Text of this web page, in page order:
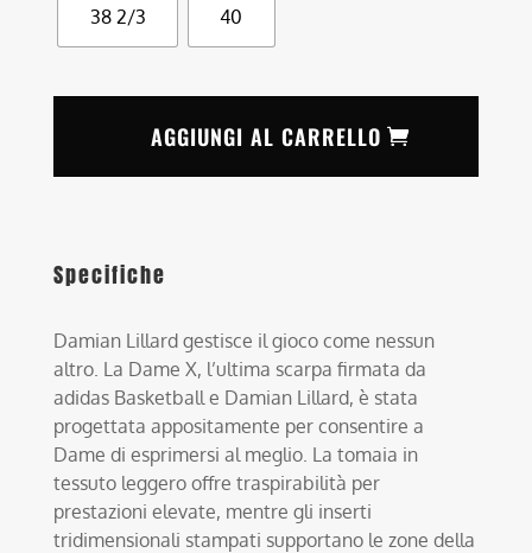
38 2/3 40
AGGIUNGI AL CARRELLO
Specifiche
Damian Lillard gestisce il gioco come nessun
altro. La Dame X, l’ultima scarpa firmata da
adidas Basketball e Damian Lillard, è stata
progettata appositamente per consentire a
Dame di esprimersi al meglio. La tomaia in
tessuto leggero offre traspirabilità per
prestazioni elevate, mentre gli inserti
tridimensionali stampati supportano le zone della